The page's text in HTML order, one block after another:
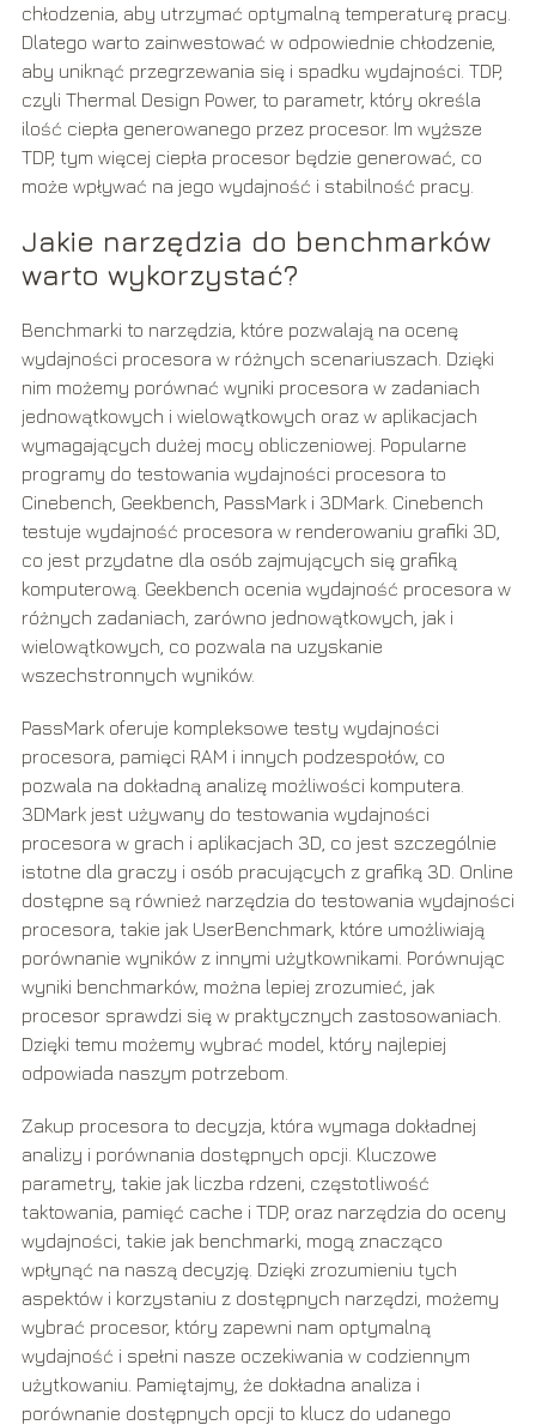
chłodzenia, aby utrzymać optymalną temperaturę pracy.
Dlatego warto zainwestować w odpowiednie chłodzenie,
aby uniknąć przegrzewania się i spadku wydajności. TDP,
czyli Thermal Design Power, to parametr, który określa
ilość ciepła generowanego przez procesor. Im wyższe
TDP, tym więcej ciepła procesor będzie generować, co
może wpływać na jego wydajność i stabilność pracy.
Jakie narzędzia do benchmarków
warto wykorzystać?
Benchmarki to narzędzia, które pozwalają na ocenę
wydajności procesora w różnych scenariuszach. Dzięki
nim możemy porównać wyniki procesora w zadaniach
jednowątkowych i wielowątkowych oraz w aplikacjach
wymagających dużej mocy obliczeniowej. Popularne
programy do testowania wydajności procesora to
Cinebench, Geekbench, PassMark i 3DMark. Cinebench
testuje wydajność procesora w renderowaniu grafiki 3D,
co jest przydatne dla osób zajmujących się grafiką
komputerową. Geekbench ocenia wydajność procesora w
różnych zadaniach, zarówno jednowątkowych, jak i
wielowątkowych, co pozwala na uzyskanie
wszechstronnych wyników.
PassMark oferuje kompleksowe testy wydajności
procesora, pamięci RAM i innych podzespołów, co
pozwala na dokładną analizę możliwości komputera.
3DMark jest używany do testowania wydajności
procesora w grach i aplikacjach 3D, co jest szczególnie
istotne dla graczy i osób pracujących z grafiką 3D. Online
dostępne są również narzędzia do testowania wydajności
procesora, takie jak UserBenchmark, które umożliwiają
porównanie wyników z innymi użytkownikami. Porównując
wyniki benchmarków, można lepiej zrozumieć, jak
procesor sprawdzi się w praktycznych zastosowaniach.
Dzięki temu możemy wybrać model, który najlepiej
odpowiada naszym potrzebom.
Zakup procesora to decyzja, która wymaga dokładnej
analizy i porównania dostępnych opcji. Kluczowe
parametry, takie jak liczba rdzeni, częstotliwość
taktowania, pamięć cache i TDP, oraz narzędzia do oceny
wydajności, takie jak benchmarki, mogą znacząco
wpłynąć na naszą decyzję. Dzięki zrozumieniu tych
aspektów i korzystaniu z dostępnych narzędzi, możemy
wybrać procesor, który zapewni nam optymalną
wydajność i spełni nasze oczekiwania w codziennym
użytkowaniu. Pamiętajmy, że dokładna analiza i
porównanie dostępnych opcji to klucz do udanego